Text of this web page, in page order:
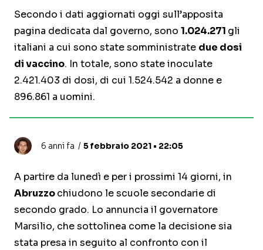
Secondo i dati aggiornati oggi sull’apposita
pagina dedicata dal governo, sono 1.024.271 gli
italiani a cui sono state somministrate due dosi
di vaccino. In totale, sono state inoculate
2.421.403 di dosi, di cui 1.524.542 a donne e
896.861 a uomini.
6 anni fa 5 febbraio 2021 • 22:05
A partire da lunedì e per i prossimi 14 giorni, in
Abruzzochiudono le scuole secondarie di
secondo grado. Lo annuncia il governatore
Marsilio, che sottolinea come la decisione sia
stata presa in seguito al confronto con il